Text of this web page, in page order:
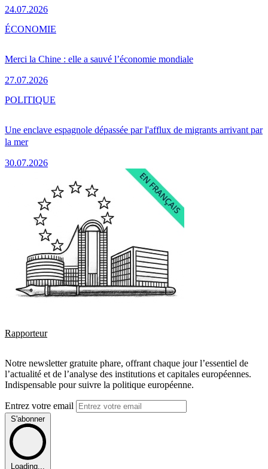
24.07.2026
Merci la Chine : elle a sauvé l’économie mondiale
27.07.2026
ÉCONOMIE
Une enclave espagnole dépassée par l'afflux de migrants arrivant par
la mer
30.07.2026
POLITIQUE
Rapporteur
Notre newsletter gratuite phare, offrant chaque jour l’essentiel de
l’actualité et de l’analyse des institutions et capitales européennes.
Indispensable pour suivre la politique européenne.
Entrez votre email
S'abonner
Loading...